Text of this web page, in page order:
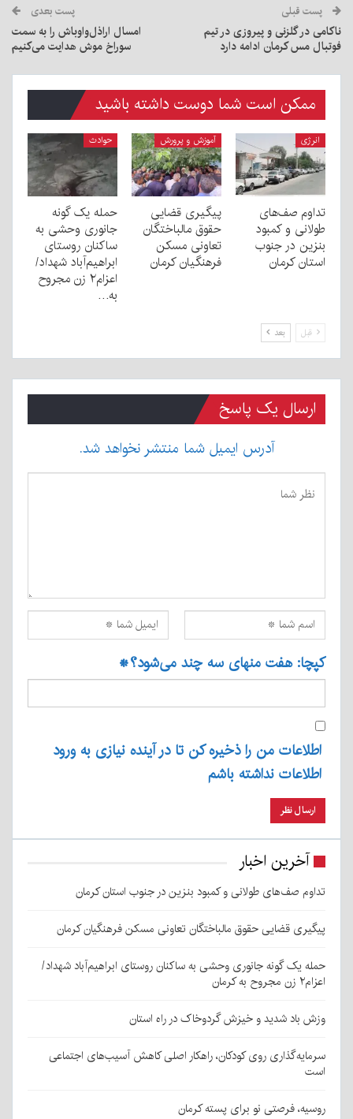
پست قبلی
ناکامی در گلزنی و پیروزی در تیم
فوتبال مس کرمان ادامه دارد
پست بعدی
امسال اراذل‌واوباش را به سمت
سوراخ موش هدایت می‌کنیم
ممکن است شما دوست داشته باشید
انرژی
تداوم صف‌های
طولانی و کمبود
بنزین در جنوب
استان کرمان
آموزش و پرورش
پیگیری قضایی
حقوق مالباختگان
تعاونی مسکن
فرهنگیان کرمان
حوادث
حمله یک گونه
جانوری وحشی به
ساکنان روستای
ابراهیم‌آباد شهداد/
اعزام۲ زن مجروح
به…
قبل بعد
ارسال یک پاسخ
آدرس ایمیل شما منتشر نخواهد شد.
کپچا: هفت منهای سه چند می‌شود؟*
اطلاعات من را ذخیره کن تا در آینده نیازی به ورود
اطلاعات نداشته باشم
آخرین اخبار
تداوم صف‌های طولانی و کمبود بنزین در جنوب استان کرمان
پیگیری قضایی حقوق مالباختگان تعاونی مسکن فرهنگیان کرمان
حمله یک گونه جانوری وحشی به ساکنان روستای ابراهیم‌آباد شهداد/
اعزام۲ زن مجروح به کرمان
وزش باد شدید و خیزش گردوخاک در راه استان
سرمایه‌گذاری روی کودکان، راهکار اصلی کاهش آسیب‌های اجتماعی
است
روسیه، فرصتی نو برای پسته کرمان